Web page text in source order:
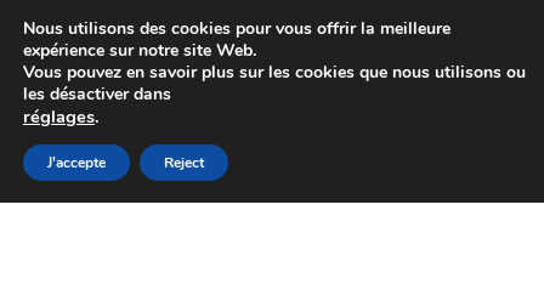
Colissimo livraison à partir de 7 EUR
Du lundi au vendredi de 9 h à 16 h
Aller
à
Aller
au
Nous utilisons des cookies pour vous offrir la meilleure
expérience sur notre site Web.
Vous pouvez en savoir plus sur les cookies que nous utilisons ou
les désactiver dans
réglages.
J'accepte Reject